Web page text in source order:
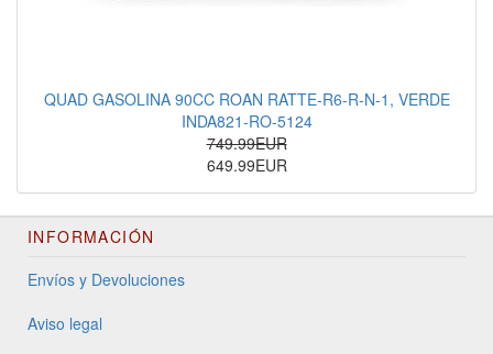
QUAD GASOLINA 90CC ROAN RATTE-R6-R-N-1, VERDE
INDA821-RO-5124
749.99EUR
649.99EUR
INFORMACIÓN
Envíos y Devoluciones
Aviso legal